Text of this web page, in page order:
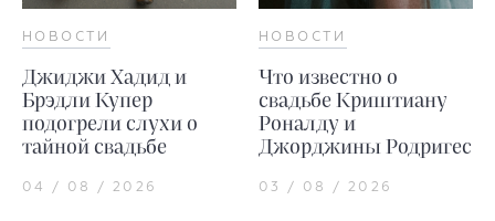
НОВОСТИ
Джиджи Хадид и
Брэдли Купер
подогрели слухи о
тайной свадьбе
04 / 08 / 2026
НОВОСТИ
Что известно о
свадьбе Криштиану
Роналду и
Джорджины Родригес
03 / 08 / 2026